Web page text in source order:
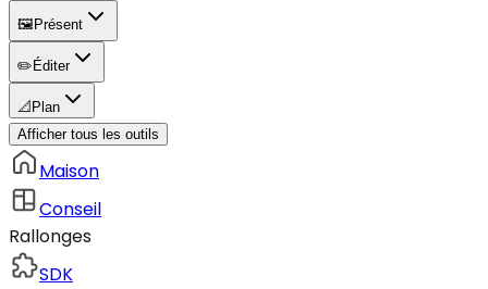
🖼️ Présent
✏️ Éditer
📐 Plan
Afficher tous les outils
Maison
Conseil
Rallonges
SDK